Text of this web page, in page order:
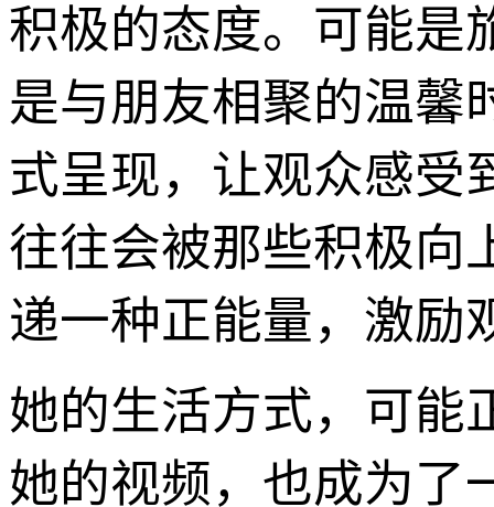
积极的态度。可能是
是与朋友相聚的温馨
式呈现，让观众感受
往往会被那些积极向
递一种正能量，激励
她的生活方式，可能
她的视频，也成为了